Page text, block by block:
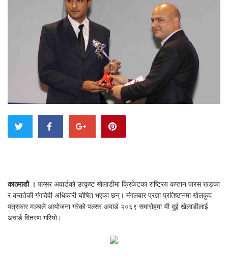
काठमाडौ । पल्सर अवार्डको उत्कृष्ट खेलाडीमा क्रिकेटका राष्ट्रिय कप्तान पारस खड्का
र करातेकी गंगादेवी अधिकारी घोषित भएका छन्। मंगलबार प्रज्ञा प्रतिष्ठानमा खेलकुद
पत्रकार मञ्चले आयोजना गरेको पल्सर अवार्ड २०६९ समारोहमा यी दुई खेलाडीलाई
अवार्ड वितरण गरियो।